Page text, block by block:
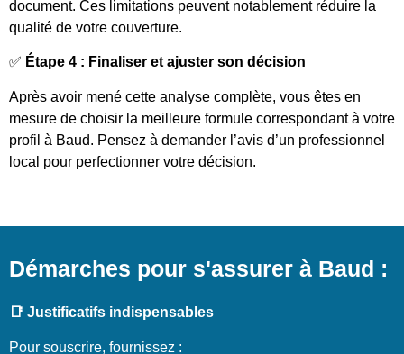
document. Ces limitations peuvent notablement réduire la
qualité de votre couverture.
✅ Étape 4 : Finaliser et ajuster son décision
Après avoir mené cette analyse complète, vous êtes en
mesure de choisir la meilleure formule correspondant à votre
profil à Baud. Pensez à demander l’avis d’un professionnel
local pour perfectionner votre décision.
Démarches pour s'assurer à Baud :
📑 Justificatifs indispensables
Pour souscrire, fournissez :